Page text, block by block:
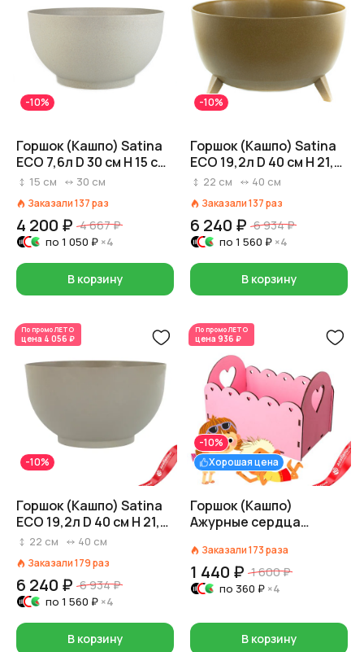
-10%
Горшок (Кашпо) Satina
ECO 7,6л D 30 см H 15 см
Серый
15 см 30 см
Заказали137раз
4 200 ₽ 4 667 ₽
по 1 050 ₽ ×4
В корзину
-10%
Горшок (Кашпо) Satina
ECO 19,2л D 40 см H 21,5
см Коричневый
22 см 40 см
Заказали137раз
6 240 ₽ 6 934 ₽
по 1 560 ₽ ×4
В корзину
По промоЛЕТО
цена 4 056 ₽
-10%
Горшок (Кашпо) Satina
ECO 19,2л D 40 см H 21,5
см Серый
22 см 40 см
Заказали179раз
6 240 ₽ 6 934 ₽
по 1 560 ₽ ×4
В корзину
По промоЛЕТО
цена 936 ₽
Хорошая цена
-10%
Горшок (Кашпо)
Ажурные сердца
25,7 см
Заказали173раза
1 440 ₽ 1 600 ₽
по 360 ₽ ×4
В корзину